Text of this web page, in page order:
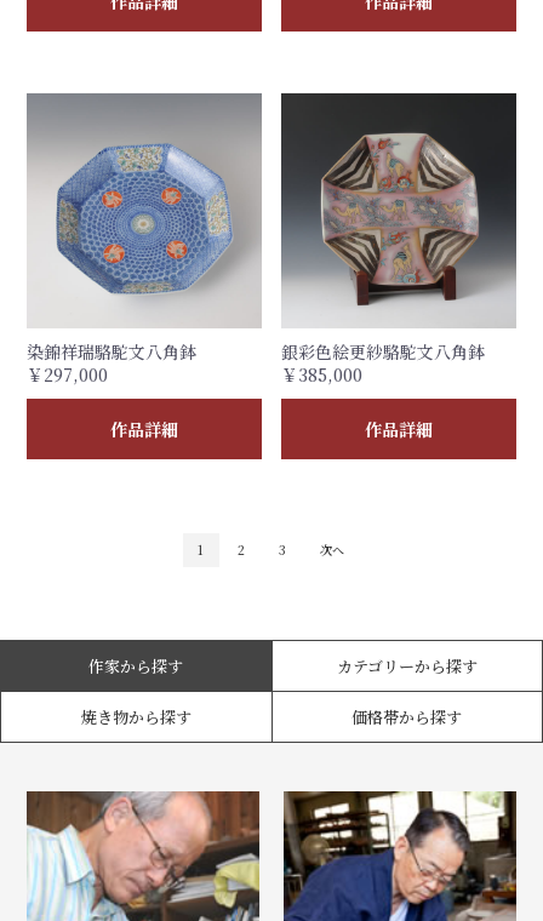
染錦祥瑞駱駝文八角鉢
￥297,000
作品詳細
銀彩色絵更紗駱駝文八角鉢
￥385,000
作品詳細
1 2 3 次へ
作家から探す カテゴリーから探す
焼き物から探す 価格帯から探す